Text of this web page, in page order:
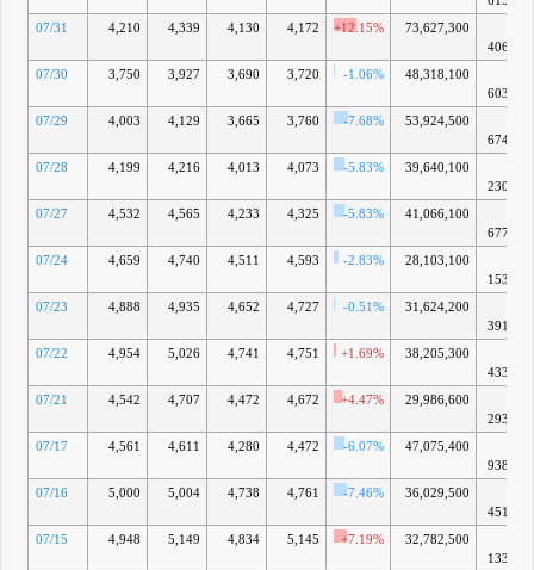
07/31
4,210 4,339 4,130 4,172 +12.15% 73,627,300
4060億
07/30
3,750 3,927 3,690 3,720 -1.06% 48,318,100
6036億
07/29
4,003 4,129 3,665 3,760 -7.68% 53,924,500
6746億
07/28
4,199 4,216 4,013 4,073 -5.83% 39,640,100
2303億
07/27
4,532 4,565 4,233 4,325 -5.83% 41,066,100
6776億
07/24
4,659 4,740 4,511 4,593 -2.83% 28,103,100
1534億
07/23
4,888 4,935 4,652 4,727 -0.51% 31,624,200
3912億
07/22
4,954 5,026 4,741 4,751 +1.69% 38,205,300
4338億
07/21
4,542 4,707 4,472 4,672 +4.47% 29,986,600
2936億
07/17
4,561 4,611 4,280 4,472 -6.07% 47,075,400
9386億
07/16
5,000 5,004 4,738 4,761 -7.46% 36,029,500
4516億
07/15
4,948 5,149 4,834 5,145 +7.19% 32,782,500
1333億